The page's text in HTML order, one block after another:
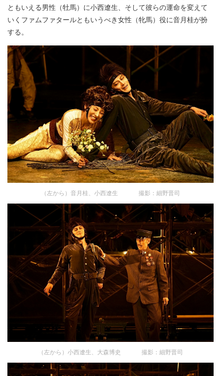
ともいえる男性（牡馬）に小西遼生、そして彼らの運命を変えて
いくファムファタールともいうべき女性（牝馬）役に音月桂が扮
する。
（左から）音月桂、小西遼生 撮影：細野晋司
（左から）小西遼生、大森博史 撮影：細野晋司